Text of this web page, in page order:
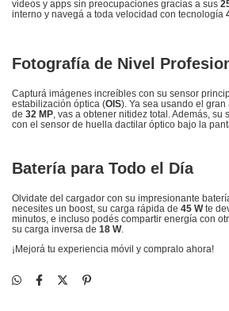
videos y apps sin preocupaciones gracias a sus
interno y navegá a toda velocidad con tecnología
Fotografía de Nivel
Capturá imágenes increíbles con su sensor
estabilización óptica (OIS). Ya sea usando el
de 32 MP, vas a obtener nitidez total.Además, su
con el sensor de huella dactilar óptico bajo la
Batería para Todo el Día
Olvidate del cargador con su impresionante
necesites un boost, su carga rápida de 45 Wte
minutos, e incluso podés compartir energía con
su carga inversa de 18 W.
¡Mejorá tu experiencia móvil y compralo ahora!